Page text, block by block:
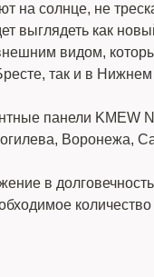
на солнце, не
выглядеть как
видом,
так и в
панели KMEW
Воронежа,
в